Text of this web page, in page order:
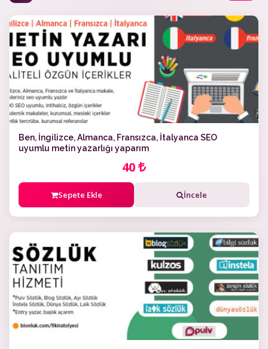
Ben, İngilizce, Almanca, Fransızca, İtalyanca SEO
uyumlu metin yazarlığı yaparım
40
Sepete Ekle İncele